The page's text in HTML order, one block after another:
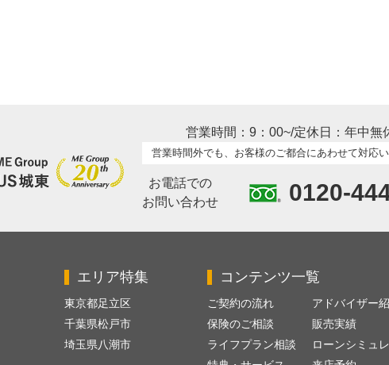
営業時間：9：00~/定休日：年中無
営業時間外でも、お客様のご都合にあわせて対応
お電話での
お問い合わせ
0120-
エリア特集
東京都足立区
千葉県松戸市
埼玉県八潮市
コンテンツ一覧
ご契約の流れ
保険のご相談
ライフプラン相談
アドバイザー
販売実績
ローンシミュ